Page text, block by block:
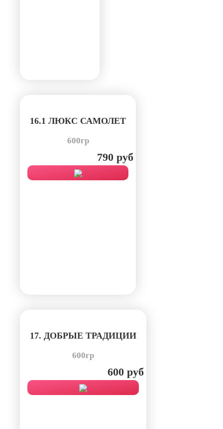
16.1 ЛЮКС САМОЛЕТ
600гр
790 руб
17. ДОБРЫЕ ТРАДИЦИИ
600гр
600 руб